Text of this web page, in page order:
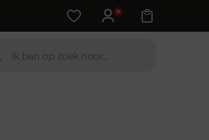
Training cadeau bij Apple-device
Zoek